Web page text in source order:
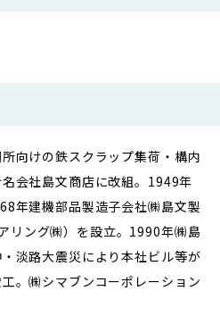
向けの鉄スクラップ集荷・構内
会社島文商店に改組。1949年
年建機部品製造子会社㈱島文製
リング㈱）を設立。1990年㈱島
淡路大震災により本社ビル等が
。㈱シマブンコーポレーション